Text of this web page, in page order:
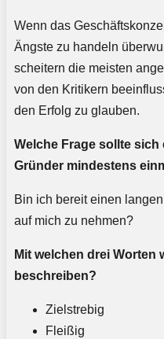
Wenn das
Ängste zu handeln
scheitern die meisten
von den Kritikern
den Erfolg zu glauben.
Welche Frage sollte sich
Gründer mindestens
Bin ich bereit einen
auf mich zu nehmen?
Mit welchen drei
beschreiben?
Zielstrebig
Fleißig